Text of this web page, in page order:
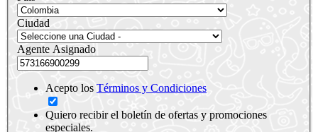
Ciudad
Agente Asignado
Acepto los Términos y Condiciones
Quiero recibir el boletín de ofertas y promociones
especiales.